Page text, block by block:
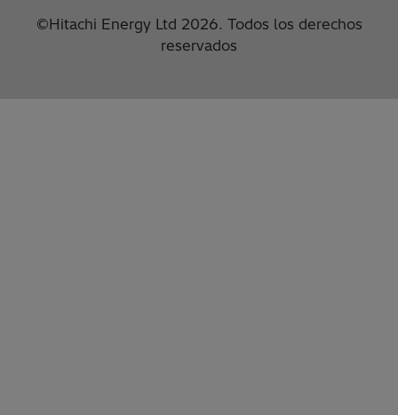
©Hitachi Energy Ltd 2026. Todos los derechos
reservados